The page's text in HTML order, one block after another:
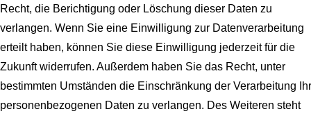
Recht, die Berichtigung oder Löschung dieser Daten zu
verlangen. Wenn Sie eine Einwilligung zur Datenverarbeitung
erteilt haben, können Sie diese Einwilligung jederzeit für die
Zukunft widerrufen. Außerdem haben Sie das Recht, unter
bestimmten Umständen die Einschränkung der Verarbeitung
personenbezogenen Daten zu verlangen. Des Weiteren steht